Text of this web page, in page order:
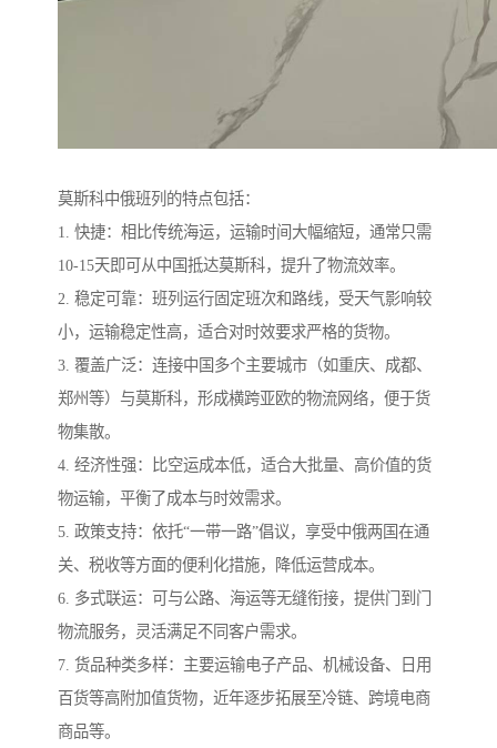
莫斯科中俄班列的特点包括：
1. 快捷：相比传统海运，运输时间大幅缩短，通常只需
10-15天即可从中国抵达莫斯科，提升了物流效率。
2. 稳定可靠：班列运行固定班次和路线，受天气影响较
小，运输稳定性高，适合对时效要求严格的货物。
3. 覆盖广泛：连接中国多个主要城市（如重庆、成都、
郑州等）与莫斯科，形成横跨亚欧的物流网络，便于货
物集散。
4. 经济性强：比空运成本低，适合大批量、高价值的货
物运输，平衡了成本与时效需求。
5. 政策支持：依托“一带一路”倡议，享受中俄两国在通
关、税收等方面的便利化措施，降低运营成本。
6. 多式联运：可与公路、海运等无缝衔接，提供门到门
物流服务，灵活满足不同客户需求。
7. 货品种类多样：主要运输电子产品、机械设备、日用
百货等高附加值货物，近年逐步拓展至冷链、跨境电商
商品等。